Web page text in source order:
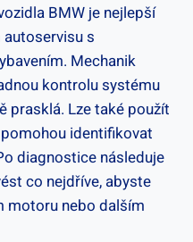
BMW je nejlepší
s
Mechanik
kontrolu systému
prasklá. Lze také použít
identifikovat
diagnostice následuje
co nejdříve,⁤ abyste
motoru nebo dalším